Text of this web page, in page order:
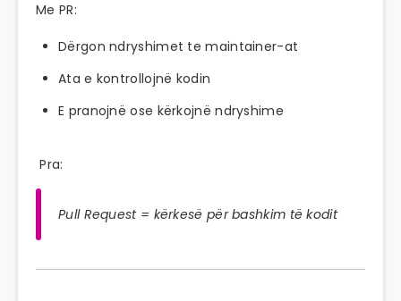
Me PR:
Dërgon ndryshimet te maintainer-at
Ata e kontrollojnë kodin
E pranojnë ose kërkojnë ndryshime
Pra:
Pull Request = kërkesë për bashkim të kodit